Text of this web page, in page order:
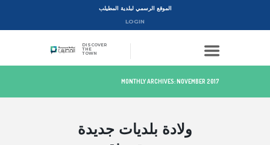
الموقع الرسمي لبلدية المطيلب
LOGIN
DISCOVER
THE
TOWN
MONTHLY ARCHIVES: NOVEMBER 2017
ولادة بلديات جديدة